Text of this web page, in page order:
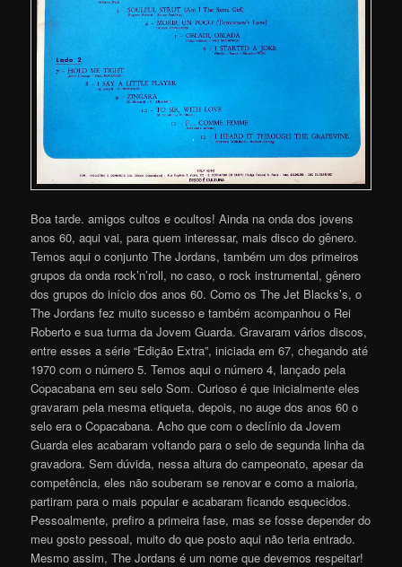
Boa tarde. amigos cultos e ocultos! Ainda na onda dos jovens
anos 60, aqui vai, para quem interessar, mais disco do gênero.
Temos aqui o conjunto The Jordans, também um dos primeiros
grupos da onda rock’n’roll, no caso, o rock instrumental, gênero
dos grupos do início dos anos 60. Como os The Jet Blacks’s, o
The Jordans fez muito sucesso e também acompanhou o Rei
Roberto e sua turma da Jovem Guarda. Gravaram vários discos,
entre esses a série “Edição Extra”, iniciada em 67, chegando até
1970 com o número 5. Temos aqui o número 4, lançado pela
Copacabana em seu selo Som. Curioso é que inicialmente eles
gravaram pela mesma etiqueta, depois, no auge dos anos 60 o
selo era o Copacabana. Acho que com o declínio da Jovem
Guarda eles acabaram voltando para o selo de segunda linha da
gravadora. Sem dúvida, nessa altura do campeonato, apesar da
competência, eles não souberam se renovar e como a maioria,
partiram para o mais popular e acabaram ficando esquecidos.
Pessoalmente, prefiro a primeira fase, mas se fosse depender do
meu gosto pessoal, muito do que posto aqui não teria entrado.
Mesmo assim, The Jordans é um nome que devemos respeitar!